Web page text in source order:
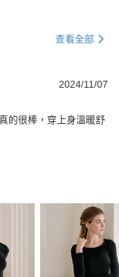
查看全部
2024/11/07
的很棒，穿上身溫暖舒